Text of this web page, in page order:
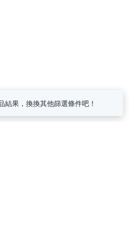
結果，換換其他篩選條件吧！